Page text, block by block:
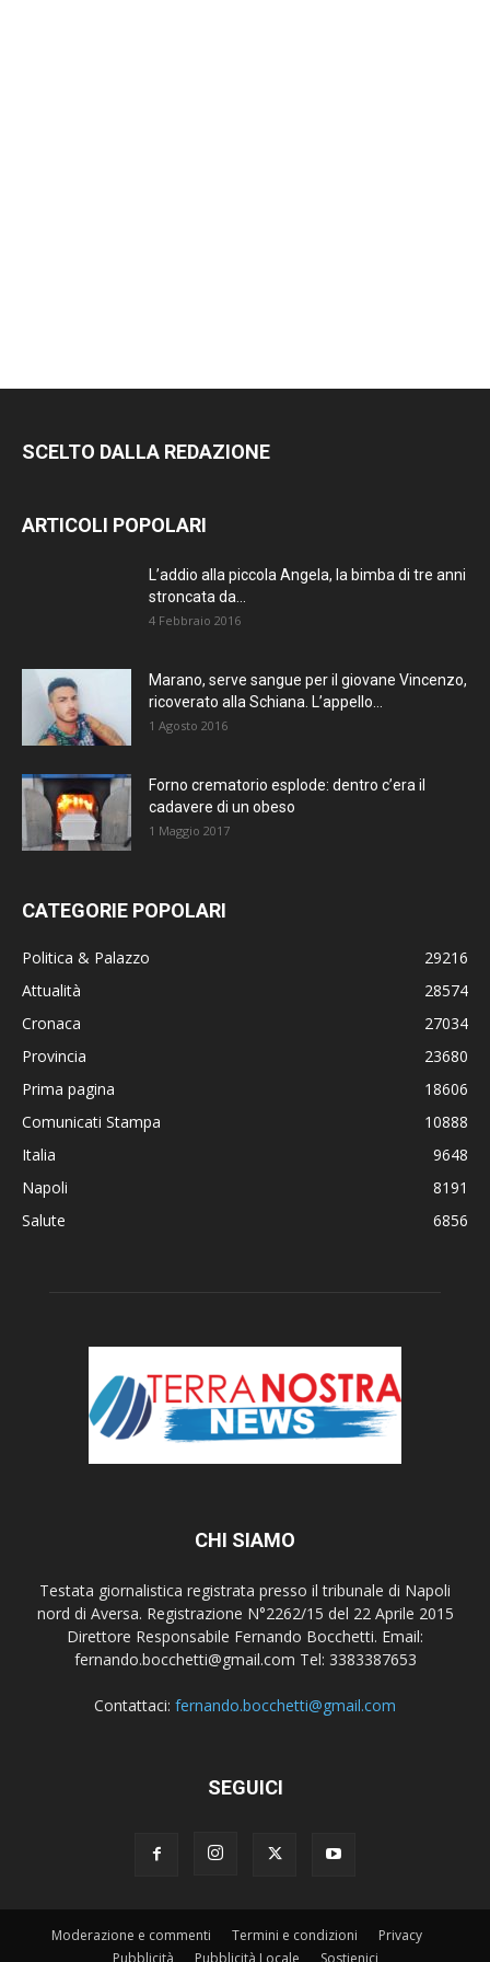
SCELTO DALLA REDAZIONE
ARTICOLI POPOLARI
L’addio alla piccola Angela, la bimba di tre anni
stroncata da...
4 Febbraio 2016
Marano, serve sangue per il giovane Vincenzo,
ricoverato alla Schiana. L’appello...
1 Agosto 2016
Forno crematorio esplode: dentro c’era il
cadavere di un obeso
1 Maggio 2017
CATEGORIE POPOLARI
Politica & Palazzo
29216
Attualità
28574
Cronaca
27034
Provincia
23680
Prima pagina
18606
Comunicati Stampa
10888
Italia
9648
Napoli
8191
Salute
6856
CHI SIAMO
Testata giornalistica registrata presso il tribunale di Napoli
nord di Aversa. Registrazione N°2262/15 del 22 Aprile 2015
Direttore Responsabile Fernando Bocchetti. Email:
fernando.bocchetti@gmail.com Tel: 3383387653
Contattaci: fernando.bocchetti@gmail.com
SEGUICI
Moderazione e commenti Termini e condizioni
Privacy
Pubblicità
Pubblicità Locale Sostienici